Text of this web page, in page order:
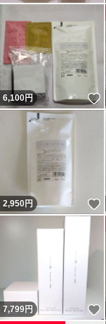
6,100円
2,950円
7,799円